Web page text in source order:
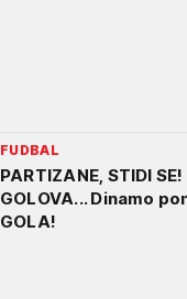
FUDBAL
PARTIZANE, STIDI
GOLOVA... Dinamo
GOLA!